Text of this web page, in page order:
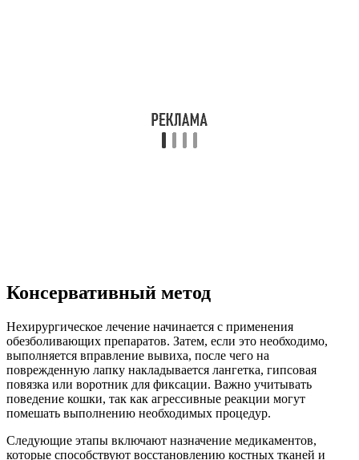
Консервативный метод
Нехирургическое лечение начинается с применения
обезболивающих препаратов. Затем, если это необходимо,
выполняется вправление вывиха, после чего на
поврежденную лапку накладывается лангетка, гипсовая
повязка или воротник для фиксации. Важно учитывать
поведение кошки, так как агрессивные реакции могут
помешать выполнению необходимых процедур.
Следующие этапы включают назначение медикаментов,
которые способствуют восстановлению костных тканей и